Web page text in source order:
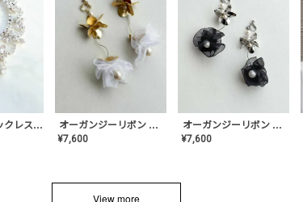
クリスタルネックレス-Lace【MA-CONL-02】 オーガンジーリボン バレリーナイヤリング&ピアス【White】〈PV-COER-12〉
¥7,600
オーガンジーリボン バレリーナイヤリング&ピアス【Black】〈PV-COER-11〉
¥7,600
View more